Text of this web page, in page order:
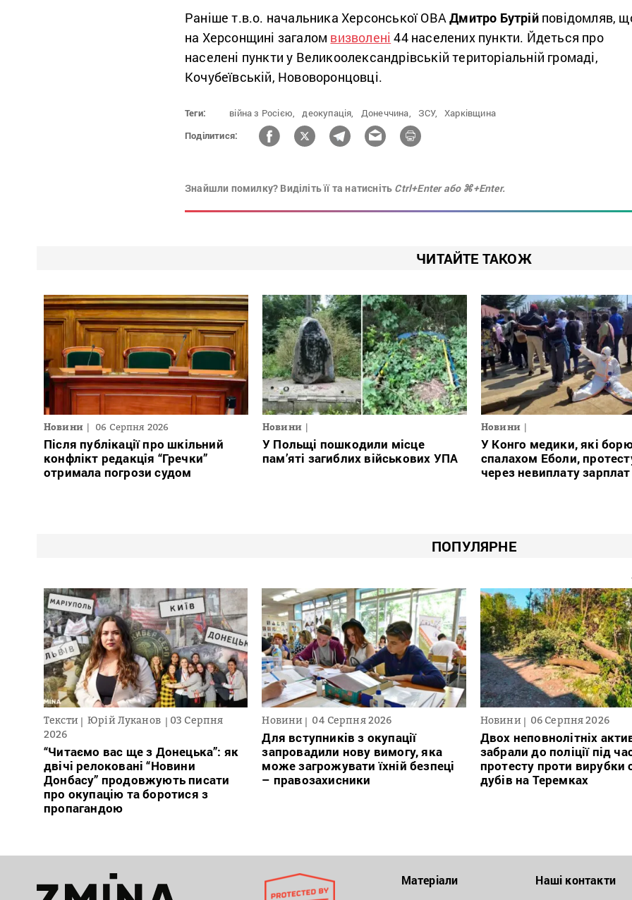
Раніше т.в.о. начальника Херсонської ОВАДмитро Бутрій повідомляв,
на Херсонщині загалом визволені 44 населених пункти. Йдеться про
населені пункти у Великоолександрівській територіальній громаді,
Кочубеївській, Нововоронцовці.
Теги: війна з Росією, деокупація, Донеччина, ЗСУ,
Харківщина
Поділитися:
Знайшли помилку? Виділіть її та натисніть Ctrl+Enter або ⌘+Enter.
ЧИТАЙТЕ ТАКОЖ
Новини 06 Серпня 2026
Після публікації про шкільний
конфлікт редакція “Гречки”
отримала погрози судом
Новини
У Польщі пошкодили місце
пам’яті загиблих військових УПА
Новини
У Конго медики, які
спалахом Еболи,
через невиплату зарплат
ПОПУЛЯРНЕ
Тексти Юрій Луканов
03 Серпня
2026
“Читаємо вас ще з Донецька”: як
двічі релоковані “Новини
Донбасу” продовжують писати
про окупацію та боротися з
пропагандою
Новини 04 Серпня 2026
Для вступників з окупації
запровадили нову вимогу, яка
може загрожувати їхній безпеці
– правозахисники
Новини 06 Серпня 2026
Двох неповнолітніх
забрали до поліції під
протесту проти вирубки
дубів на Теремках
Матеріали Наші контакти